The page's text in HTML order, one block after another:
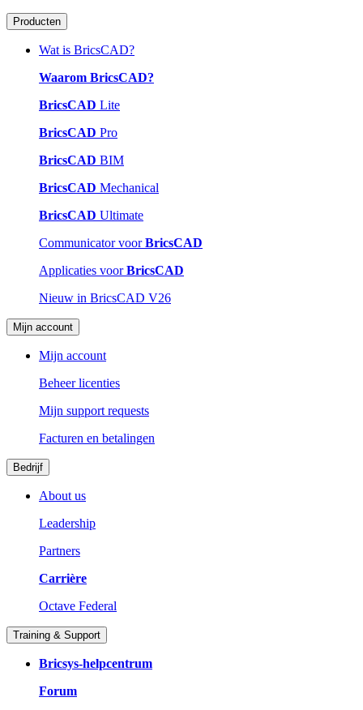
Producten
Wat is BricsCAD?
Waarom BricsCAD?
BricsCAD Lite
BricsCAD Pro
BricsCAD BIM
BricsCAD Mechanical
BricsCAD Ultimate
Communicator voorBricsCAD
Applicaties voorBricsCAD
Nieuw in BricsCAD V26
Mijn account
Mijn account
Beheer licenties
Mijn support requests
Facturen en betalingen
Bedrijf
About us
Leadership
Partners
Carrière
Octave Federal
Training & Support
Bricsys-helpcentrum
Forum